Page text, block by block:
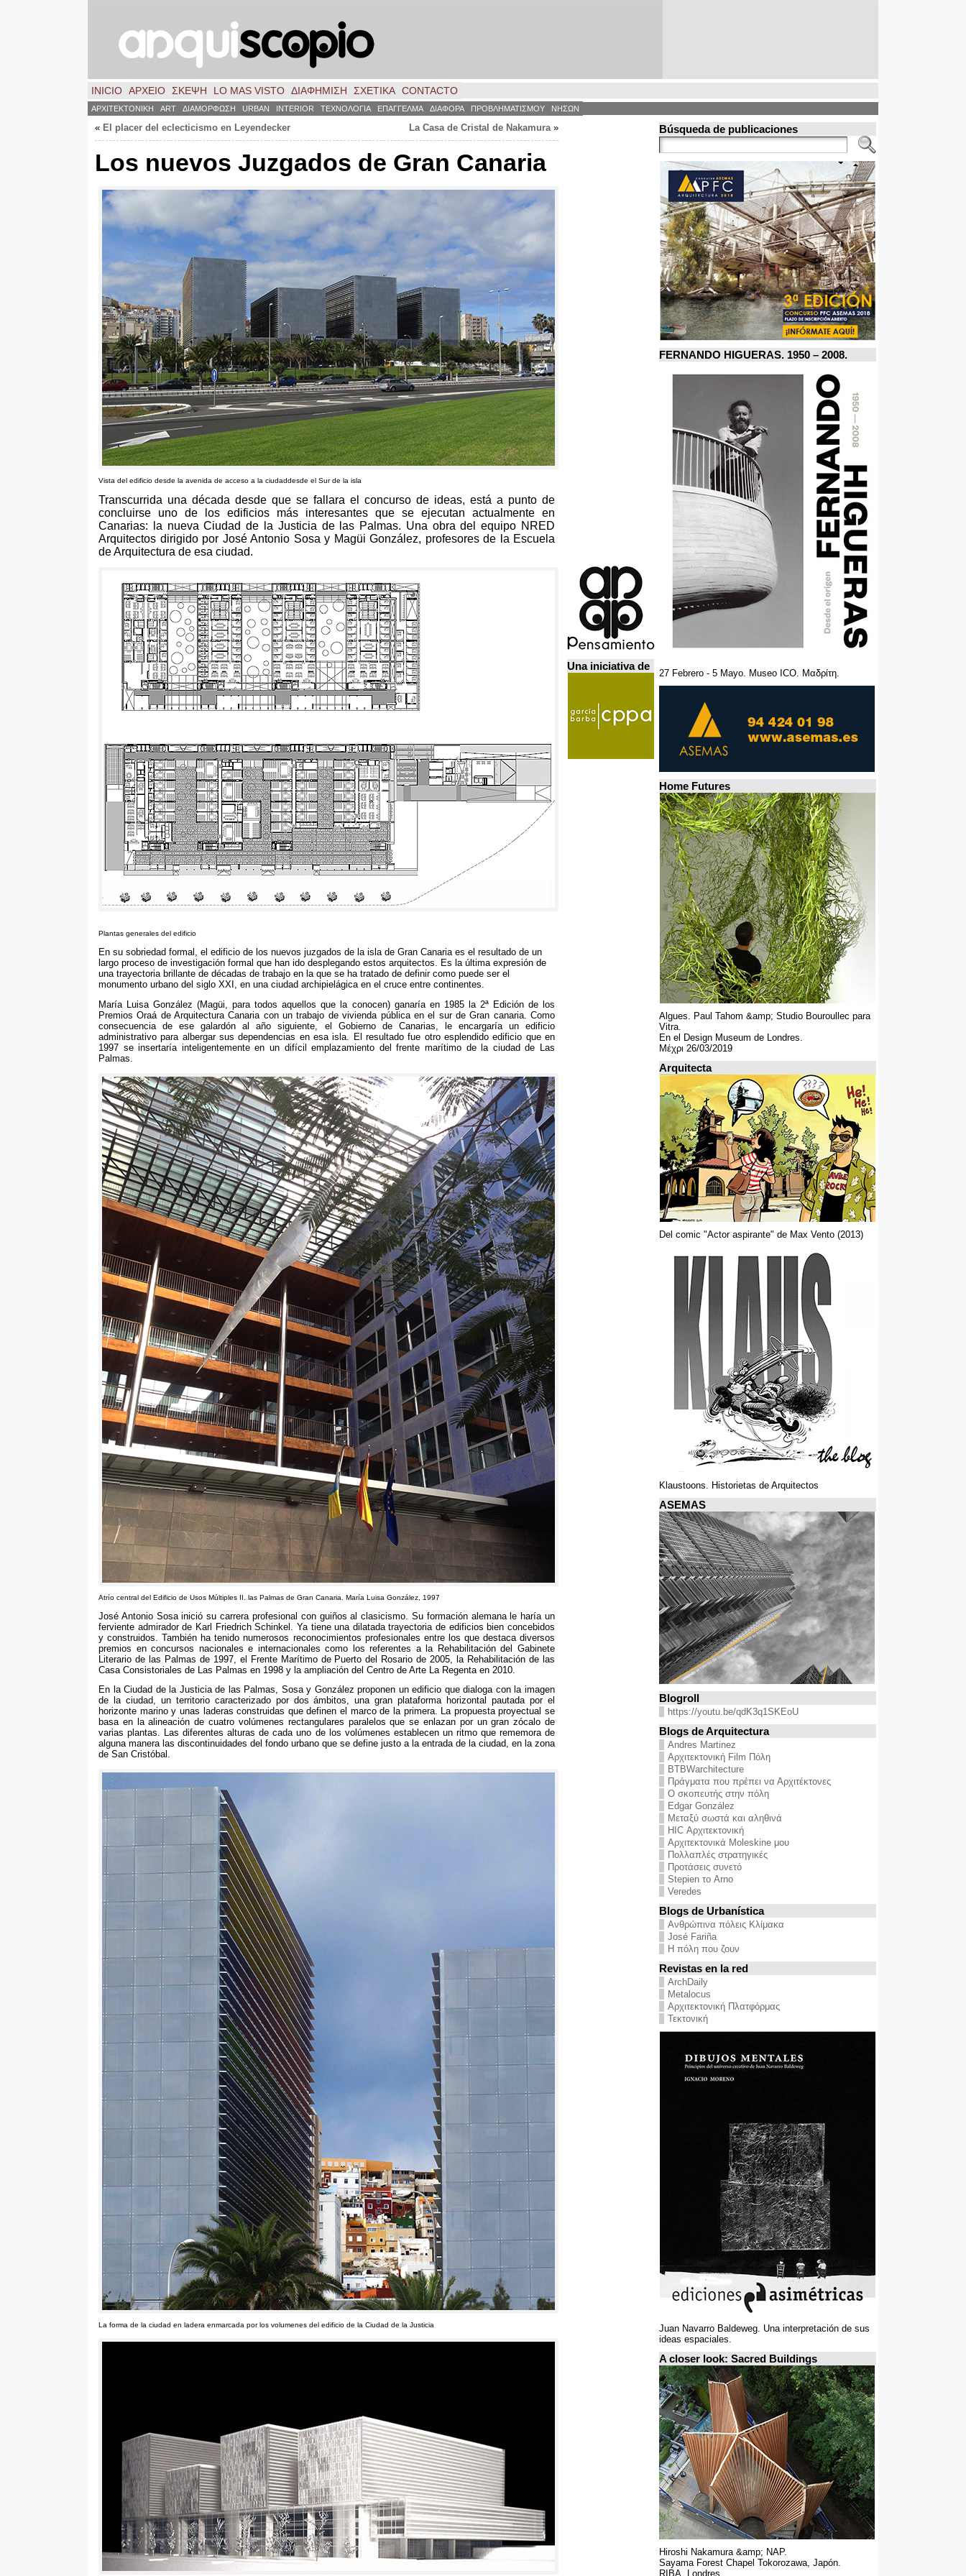
INICIO ΑΡΧΕΙΟ ΣΚΈΨΗ LO MAS VISTO ΔΙΑΦΗΜΙΣΗ ΣΧΕΤΙΚΑ CONTACTO
ΑΡΧΙΤΕΚΤΟΝΙΚΗ ART ΔΙΑΜΟΡΦΩΣΗ URBAN INTERIOR ΤΕΧΝΟΛΟΓΙΑ ΕΠΑΓΓΕΛΜΑ ΔΙΑΦΟΡΑ ΠΡΟΒΛΗΜΑΤΙΣΜΟΥ ΝΗΣΩΝ
« El placer del eclecticismo en Leyendecker La Casa de Cristal de Nakamura»
Los nuevos Juzgados de Gran Canaria
Vista del edificio desde la avenida de acceso a la ciudaddesde el Sur de la isla
Transcurrida una década desde que se fallara el concurso de ideas, está a punto de
concluirse uno de los edificios más interesantes que se ejecutan actualmente en
Canarias: la nueva Ciudad de la Justicia de las Palmas. Una obra del equipo NRED
Arquitectos dirigido por José Antonio Sosa y Magüi González, profesores de la Escuela
de Arquitectura de esa ciudad.
Plantas generales del edificio
En su sobriedad formal , el edificio de los nuevos juzgados de la isla de Gran Canaria es el resultado de un
largo proceso de investigación formal que han ido desplegando estos arquitectos. Es la última expresión de
una trayectoria brillante de décadas de trabajo en la que se ha tratado de definir como puede ser el
monumento urbano del siglo XXI , en una ciudad archipielágica en el cruce entre continentes.
María Luisa González (Magüi ,para todos aquellos que la conocen) ganaría en1985 la 2ª Edición de los
Premios Oraá de Arquitectura Canaria con un trabajo de vivienda pública en el sur de Gran canaria.Como
consecuencia de ese galardón al año siguiente
el Gobierno de Canarias
le encargaría un edificio
administrativo para albergar sus dependencias en esa isla
El resultado fue otro esplendido edificio que en
1997 se insertaría inteligentemente en un difícil emplazamiento del frente marítimo de la ciudad de Las
Palmas
Atrío central del Edificio de Usos Múltiples II las Palmas de Gran Canaria María Luisa González , 1997
José Antonio Sosa inició su carrera profesional con guiños al clasicismo Su formación alemana le haría un
ferviente admirador de Karl Friedrich Schinkel
Ya tiene una dilatada trayectoria de edificios bien concebidos
y construidos .También ha tenido numerosos reconocimientos profesionales entre los que destaca diversos
premios en concursos nacionales e internacionales como los referentes a la Rehabilitación del Gabinete
Literario de las Palmas de1997, el Frente Marítimo de Puerto del Rosario de 2005,la Rehabilitación de las
Casa Consistoriales de Las Palmas en 1998 y la ampliación del Centro de Arte La Regenta en 2010.
En la Ciudad de la Justicia de las Palmas, Sosa y González proponen un edificio que dialoga con la imagen
de la ciudad, un territorio caracterizado por dos ámbitos,una gran plataforma horizontal pautada por el
horizonte marino y unas laderas construidas que definen el marco de la primera. La propuesta proyectual se
basa en la alineación de cuatro volúmenes rectangulares paralelos que se enlazan por un gran zócalo de
varias plantas. Las diferentes alturas de cada uno de los volúmenes establecen un ritmo que rememora de
alguna manera las discontinuidades del fondo urbano que se define justo a la entrada de la ciudad, en la zona
de San Cristóbal .
La forma de la ciudad en ladera enmarcada por los volumenes del edificio de la Ciudad de la Justicia
Una iniciativa de
Búsqueda de publicaciones
FERNANDO HIGUERAS. 1950 – 2008.
27 Febrero - 5 Mayo. Museo ICO. Μαδρίτη.
Home Futures
Algues. Paul Tahom &amp; Studio Bouroullec para
Vitra.
En el Design Museum de Londres.
Μέχρι 26/03/2019
Arquitecta
Del comic "Actor aspirante" de Max Vento (2013)
Klaustoons. Historietas de Arquitectos
ASEMAS
Blogroll
https://youtu.be/qdK3q1SKEoU
Blogs de Arquitectura
Andres Martinez
Αρχιτεκτονική Film Πόλη
BTBWarchitecture
Πράγματα που πρέπει να Αρχιτέκτονες
Ο σκοπευτής στην πόλη
Edgar González
Μεταξύ σωστά και αληθινά
HIC Αρχιτεκτονική
Αρχιτεκτονικά Moleskine μου
Πολλαπλές στρατηγικές
Προτάσεις συνετό
Stepien το Arno
Veredes
Blogs de Urbanística
Ανθρώπινα πόλεις Κλίμακα
José Fariña
Η πόλη που ζουν
Revistas en la red
ArchDaily
Metalocus
Αρχιτεκτονική Πλατφόρμας
Τεκτονική
Juan Navarro Baldeweg. Una interpretación de sus
ideas espaciales.
A closer look: Sacred Buildings
Hiroshi Nakamura &amp; NAP.
Sayama Forest Chapel Tokorozawa, Japón.
RIBA, Londres.